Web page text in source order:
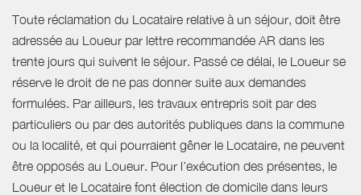
Toute réclamation du Locataire relative à un séjour, doit être
adressée au Loueur par lettre recommandée AR dans les
trente jours qui suivent le séjour. Passé ce délai, le Loueur se
réserve le droit de ne pas donner suite aux demandes
formulées. Par ailleurs, les travaux entrepris soit par des
particuliers ou par des autorités publiques dans la commune
ou la localité, et qui pourraient gêner le Locataire, ne peuvent
être opposés au Loueur. Pour l’exécution des présentes, le
Loueur et le Locataire font élection de domicile dans leurs